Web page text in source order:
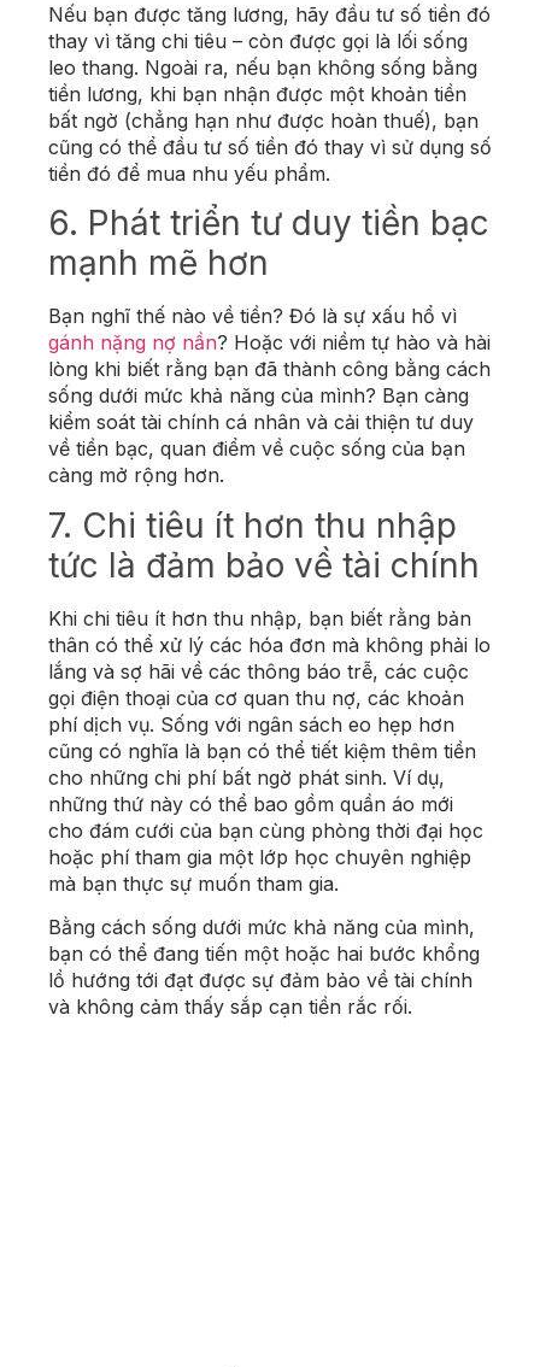
Nếu bạn được tăng lương, hãy đầu tư số tiền đó
thay vì tăng chi tiêu – còn được gọi là lối sống
leo thang. Ngoài ra, nếu bạn không sống bằng
tiền lương, khi bạn nhận được một khoản tiền
bất ngờ (chẳng hạn như được hoàn thuế), bạn
cũng có thể đầu tư số tiền đó thay vì sử dụng số
tiền đó để mua nhu yếu phẩm.
6. Phát triển tư duy tiền bạc
mạnh mẽ hơn
Bạn nghĩ thế nào về tiền? Đó là sự xấu hổ vì
gánh nặng nợ nần? Hoặc với niềm tự hào và hài
lòng khi biết rằng bạn đã thành công bằng cách
sống dưới mức khả năng của mình? Bạn càng
kiểm soát tài chính cá nhân và cải thiện tư duy
về tiền bạc, quan điểm về cuộc sống của bạn
càng mở rộng hơn.
7. Chi tiêu ít hơn thu nhập
tức là đảm bảo về tài chính
Khi chi tiêu ít hơn thu nhập, bạn biết rằng bản
thân có thể xử lý các hóa đơn mà không phải lo
lắng và sợ hãi về các thông báo trễ, các cuộc
gọi điện thoại của cơ quan thu nợ, các khoản
phí dịch vụ. Sống với ngân sách eo hẹp hơn
cũng có nghĩa là bạn có thể tiết kiệm thêm tiền
cho những chi phí bất ngờ phát sinh. Ví dụ,
những thứ này có thể bao gồm quần áo mới
cho đám cưới của bạn cùng phòng thời đại học
hoặc phí tham gia một lớp học chuyên nghiệp
mà bạn thực sự muốn tham gia.
Bằng cách sống dưới mức khả năng của mình,
bạn có thể đang tiến một hoặc hai bước khổng
lồ hướng tới đạt được sự đảm bảo về tài chính
và không cảm thấy sắp cạn tiền rắc rối.